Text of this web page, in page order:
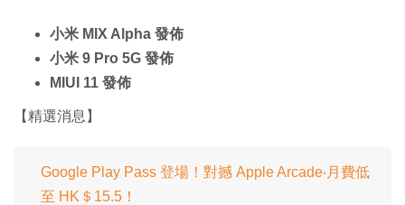
小米 MIX Alpha 發佈
小米 9 Pro 5G 發佈
MIUI 11 發佈
【精選消息】
Google Play Pass 登場！對撼 Apple Arcade‧月費低
至 HK＄15.5！